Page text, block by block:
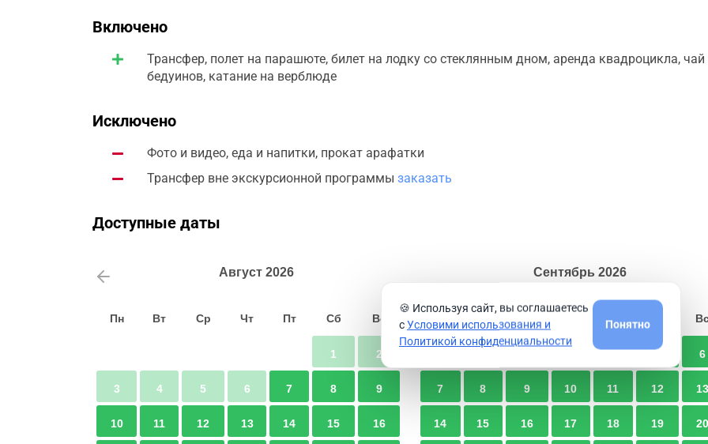
Включено
Трансфер, полет на парашюте, билет на лодку со стеклянным дном, аренда квадроцикла, чай
бедуинов, катание на верблюде
Исключено
Фото и видео, еда и напитки, прокат арафатки
Трансфер вне экскурсионной программы заказать
Доступные даты
Август 2026
Пн Вт Ср Чт Пт Сб Вс
1 2
3 4 5 6 7 8 9
10 11 12 13 14 15 16
Сентябрь 2026
Пт
4 5 6
7 8 9 10 11 12 13
14 15 16 17 18 19 20
🍪 Используя сайт, вы соглашаетесь
сУсловими использования и
Политикой конфиденциальности
Понятно